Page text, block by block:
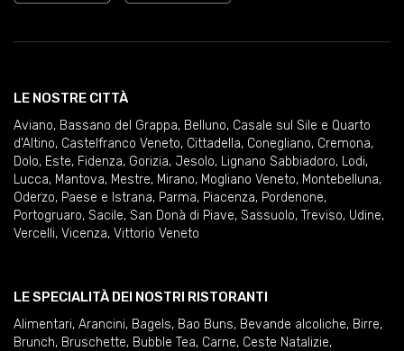
LE NOSTRE CITTÀ
Aviano, Bassano del Grappa, Belluno, Casale sul Sile e Quarto
d'Altino, Castelfranco Veneto, Cittadella, Conegliano, Cremona,
Dolo, Este, Fidenza, Gorizia, Jesolo, Lignano Sabbiadoro, Lodi,
Lucca, Mantova, Mestre, Mirano, Mogliano Veneto, Montebelluna,
Oderzo, Paese e Istrana, Parma, Piacenza, Pordenone,
Portogruaro, Sacile, San Donà di Piave, Sassuolo, Treviso, Udine,
Vercelli, Vicenza, Vittorio Veneto
LE SPECIALITÀ DEI NOSTRI RISTORANTI
Alimentari, Arancini, Bagels, Bao Buns, Bevande alcoliche, Birre,
Brunch, Bruschette, Bubble Tea, Carne, Ceste Natalizie,